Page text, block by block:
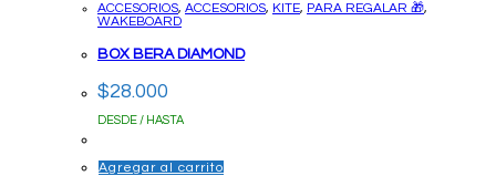
ACCESORIOS, ACCESORIOS, KITE, PARA REGALAR 🎁,
WAKEBOARD
BOX BERA DIAMOND
$28.000
DESDE / HASTA
Agregar al carrito